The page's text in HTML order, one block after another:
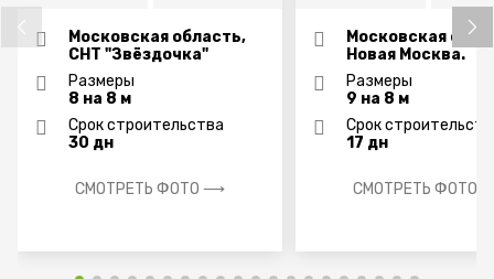
Московская область,
СНТ "Звёздочка"
Размеры
8 на 8 м
Срок строительства
30 дн
СМОТРЕТЬ ФОТО ⟶
Московская
Новая Москва.
Размеры
9 на 8 м
Срок
17 дн
СМОТРЕТЬ ФОТО